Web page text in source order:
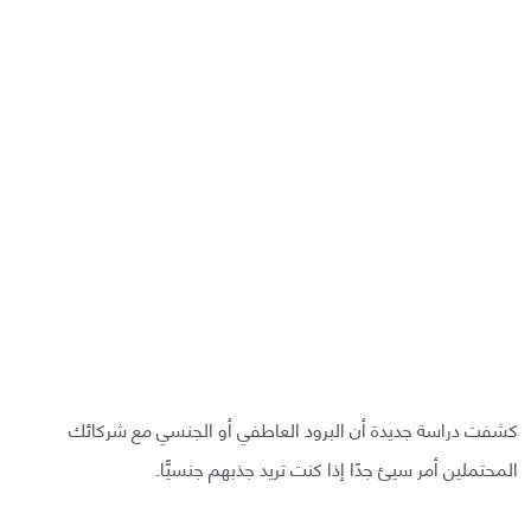
كشفت دراسة جديدة أن البرود العاطفي أو الجنسي مع شركائك
المحتملين أمر سيئ جدًا إذا كنت تريد جذبهم جنسيًّا.